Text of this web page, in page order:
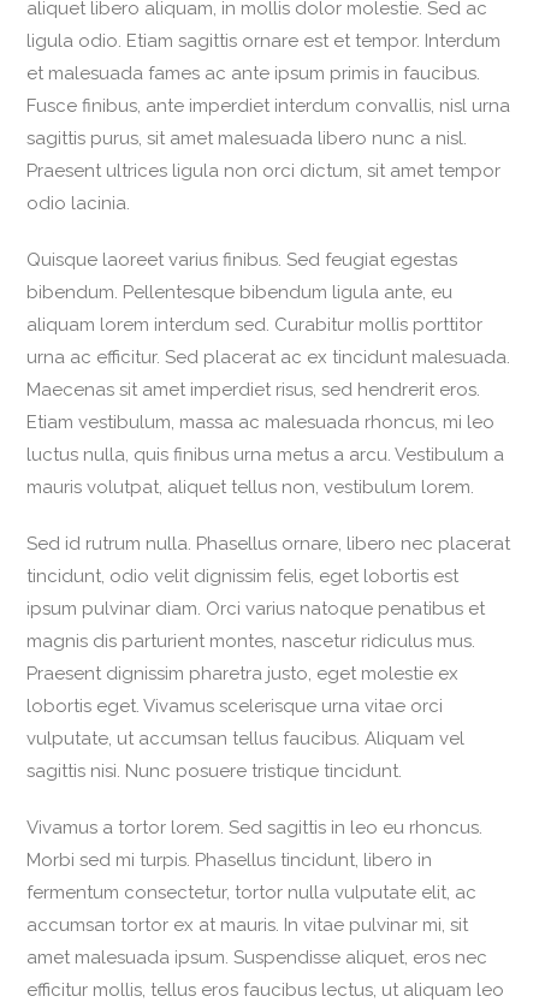
aliquet libero aliquam, in mollis dolor molestie. Sed ac
ligula odio. Etiam sagittis ornare est et tempor. Interdum
et malesuada fames ac ante ipsum primis in faucibus.
Fusce finibus, ante imperdiet interdum convallis, nisl urna
sagittis purus, sit amet malesuada libero nunc a nisl.
Praesent ultrices ligula non orci dictum, sit amet tempor
odio lacinia.
Quisque laoreet varius finibus. Sed feugiat egestas
bibendum. Pellentesque bibendum ligula ante, eu
aliquam lorem interdum sed. Curabitur mollis porttitor
urna ac efficitur. Sed placerat ac ex tincidunt malesuada.
Maecenas sit amet imperdiet risus, sed hendrerit eros.
Etiam vestibulum, massa ac malesuada rhoncus, mi leo
luctus nulla, quis finibus urna metus a arcu. Vestibulum a
mauris volutpat, aliquet tellus non, vestibulum lorem.
Sed id rutrum nulla. Phasellus ornare, libero nec placerat
tincidunt, odio velit dignissim felis, eget lobortis est
ipsum pulvinar diam. Orci varius natoque penatibus et
magnis dis parturient montes, nascetur ridiculus mus.
Praesent dignissim pharetra justo, eget molestie ex
lobortis eget. Vivamus scelerisque urna vitae orci
vulputate, ut accumsan tellus faucibus. Aliquam vel
sagittis nisi. Nunc posuere tristique tincidunt.
Vivamus a tortor lorem. Sed sagittis in leo eu rhoncus.
Morbi sed mi turpis. Phasellus tincidunt, libero in
fermentum consectetur, tortor nulla vulputate elit, ac
accumsan tortor ex at mauris. In vitae pulvinar mi, sit
amet malesuada ipsum. Suspendisse aliquet, eros nec
efficitur mollis, tellus eros faucibus lectus, ut aliquam leo